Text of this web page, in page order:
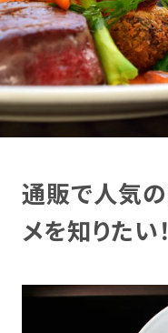
通販で人気
メを知りたい！